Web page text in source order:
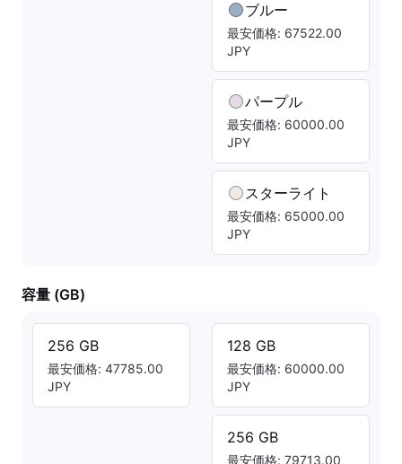
ブルー
最安価格: 67522.00
JPY
パープル
最安価格: 60000.00
JPY
スターライト
最安価格: 65000.00
JPY
容量 (GB)
256 GB
最安価格: 47785.00
JPY
128 GB
最安価格: 60000.00
JPY
256 GB
最安価格: 79713.00